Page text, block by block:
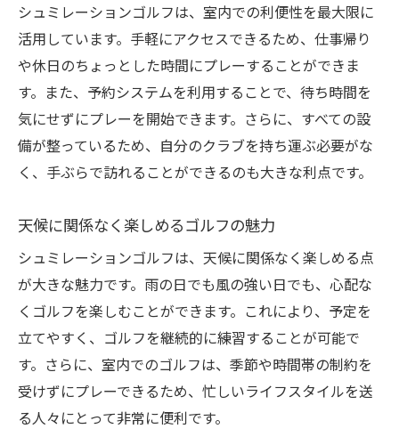
シュミレーションゴルフは、室内での利便性を最大限に
活用しています。手軽にアクセスできるため、仕事帰り
や休日のちょっとした時間にプレーすることができま
す。また、予約システムを利用することで、待ち時間を
気にせずにプレーを開始できます。さらに、すべての設
備が整っているため、自分のクラブを持ち運ぶ必要がな
く、手ぶらで訪れることができるのも大きな利点です。
天候に関係なく楽しめるゴルフの魅力
シュミレーションゴルフは、天候に関係なく楽しめる点
が大きな魅力です。雨の日でも風の強い日でも、心配な
くゴルフを楽しむことができます。これにより、予定を
立てやすく、ゴルフを継続的に練習することが可能で
す。さらに、室内でのゴルフは、季節や時間帯の制約を
受けずにプレーできるため、忙しいライフスタイルを送
る人々にとって非常に便利です。